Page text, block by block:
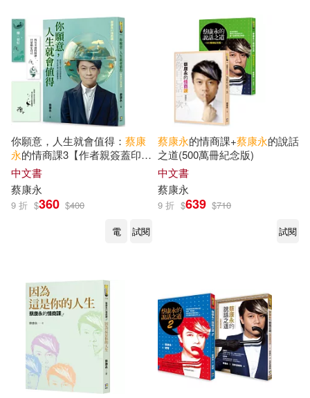
你願意，人生就會值得： 蔡康
永的情商課3【作者親簽蓋印
+博客來週年慶獨家‧雙面書
籤】
中文書
蔡康永
9 折 $360 $400
電
試閱
蔡康永的情商課+蔡康永的說話
之道(500萬冊紀念版)
中文書
蔡康永
9 折 $639 $710
試閱